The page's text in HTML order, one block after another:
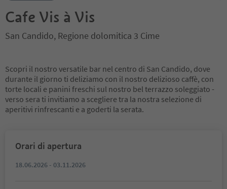
Cafe Vis à Vis
San Candido, Regione dolomitica 3 Cime
Scopri il nostro versatile bar nel centro di San Candido, dove
durante il giorno ti deliziamo con il nostro delizioso caffè, con
torte locali e panini freschi sul nostro bel terrazzo soleggiato -
verso sera ti invitiamo a scegliere tra la nostra selezione di
aperitivi rinfrescanti e a goderti la serata.
Orari di apertura
18.06.2026 - 03.11.2026